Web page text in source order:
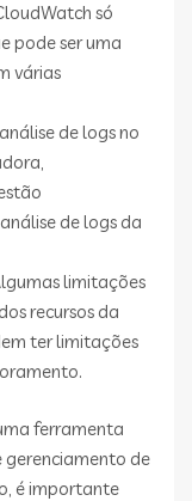
só
pode ser uma
várias
de logs no
de logs da
limitações
recursos da
ter limitações
ferramenta
de
é importante